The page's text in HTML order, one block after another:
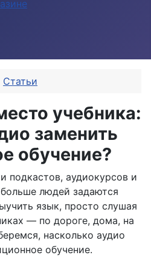
Статьи
учебника:
заменить
обучение?
подкастов, аудиокурсов и
людей задаются
язык, просто слушая
— по дороге, дома, на
насколько аудио
обучение.